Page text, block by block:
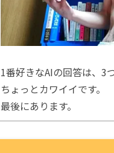
1番好きなAIの回答は、3
ちょっとカワイイです。
最後にあります。